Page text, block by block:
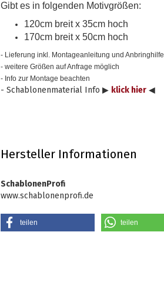
Gibt es in folgenden Motivgrößen:
120cm breit x 35cm hoch
170cm breit x 50cm hoch
- Lieferung inkl. Montageanleitung und Anbringhilfe
- weitere Größen auf Anfrage möglich
- Info zur Montage beachten
- Schablonenmaterial Info ▶ klick hier ◀
Hersteller Informationen
SchablonenProfi
www.schablonenprofi.de
teilen teilen